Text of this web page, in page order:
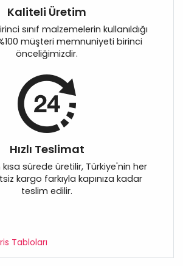
Kaliteli Üretim
sınıf malzemelerin kullanıldığı
müşteri memnuniyeti birinci
önceliğimizdir.
Hızlı Teslimat
sürede üretilir, Türkiye'nin her
kargo farkıyla kapınıza kadar
teslim edilir.
Tabloları